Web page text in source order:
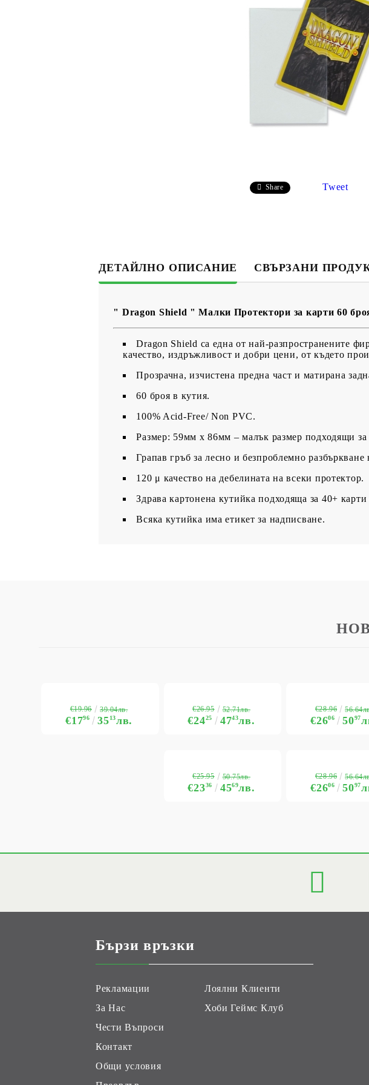
Share Tweet
ДЕТАЙЛНО ОПИСАНИЕ СВЪРЗАНИ
" Dragon Shield " Малки Протектори за карти 60
​Dragon Shield са една от най-разпространените
качество, издръжливост и добри цени, от където
Прозрачна, изчистена предна част и матирана
60 броя в кутия.
100% Acid-Free/ Non PVC.
Размер: 59мм х 86мм – малък размер подходящи
Грапав гръб за лесно и безпроблемно разбъркване
120 μ качество на дебелината на всеки протектор.
Здрава картонена кутийка подходяща за 40+
Всяка кутийка има етикет за надписване.​
€1796 3513лв.
€19.96 39.04лв.
€2425 4743лв.
€26.95 52.71лв.
€2606 5097
€28.96
€2336 4569лв.
€25.95 50.75лв.
€2606 5097
€28.96
Бързи връзки
Рекламации
За Нас
Чести Въпроси
Контакт
Общи условия
Лоялни Клиенти
Хоби Геймс Клуб